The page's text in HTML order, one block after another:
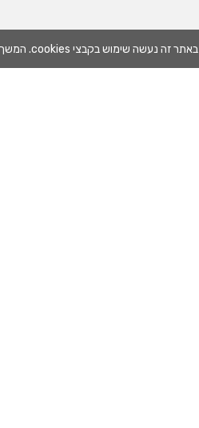
באתר זה נעשה שימוש בקבצי cookies. המשך גלישתך באתר מהווה הסכמה לשימוש זה. למידע נוסף עיין בתנאי השימוש